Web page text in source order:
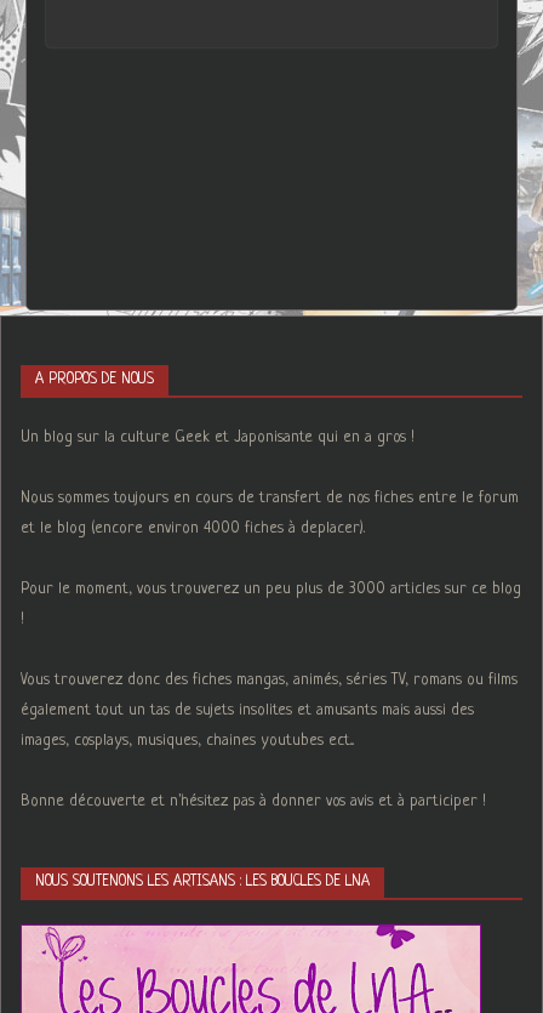
A PROPOS DE NOUS
Un blog sur la culture Geek et Japonisante qui en a gros !
Nous sommes toujours en cours de transfert de nos fiches entre le forum
et le blog (encore environ 4000 fiches à deplacer).
Pour le moment, vous trouverez un peu plus de 3000 articles sur ce blog
!
Vous trouverez donc des fiches mangas, animés, séries TV, romans ou films
également tout un tas de sujets insolites et amusants mais aussi des
images, cosplays, musiques, chaines youtubes ect...
Bonne découverte et n'hésitez pas à donner vos avis et à participer !
NOUS SOUTENONS LES ARTISANS : LES BOUCLES DE LNA